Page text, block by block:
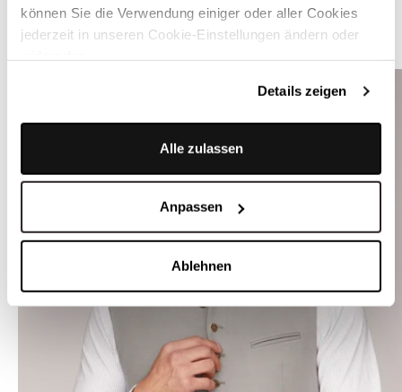
können Sie die Verwendung einiger oder aller Cookies
jederzeit in unseren Cookie-Einstellungen ändern oder
Details zeigen
Alle zulassen
Anpassen
Ablehnen
ÄHNLICHE STYLES